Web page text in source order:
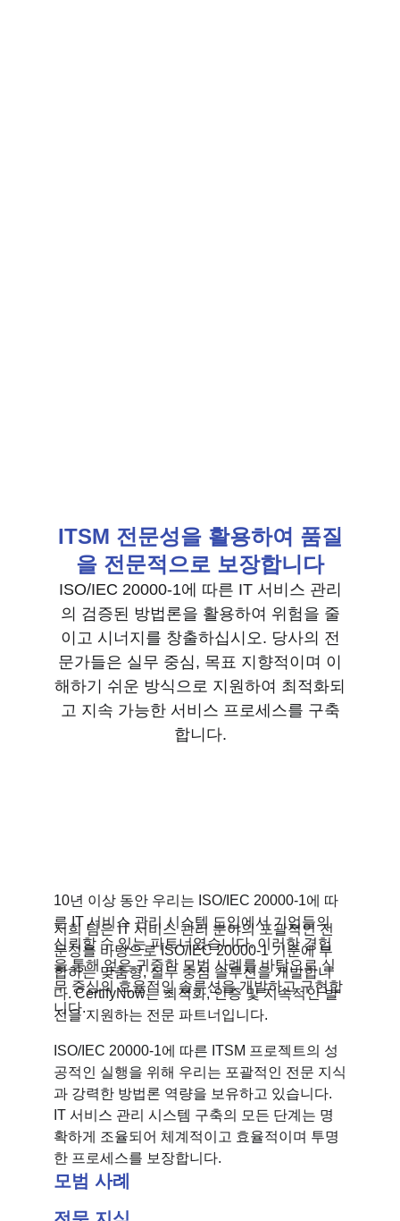
ITSM 전문성을 활용하여 품질
을 전문적으로 보장합니다
ISO/IEC 20000-1에 따른 IT 서비스 관리
의 검증된 방법론을 활용하여 위험을 줄
이고 시너지를 창출하십시오. 당사의 전
문가들은 실무 중심, 목표 지향적이며 이
해하기 쉬운 방식으로 지원하여 최적화되
고 지속 가능한 서비스 프로세스를 구축
합니다.
10년 이상 동안 우리는 ISO/IEC 20000-1에 따
른 IT 서비스 관리 시스템 도입에서 기업들의
신뢰할 수 있는 파트너였습니다. 이러한 경험
을 통해 얻은 귀중한 모범 사례를 바탕으로 실
무 중심의 효율적인 솔루션을 개발하고 구현합
니다.
저희 팀은 IT 서비스 관리 분야의 포괄적인 전
문성을 바탕으로 ISO/IEC 20000-1 기준에 부
합하는 맞춤형, 실무 중심 솔루션을 개발합니
다. CertifyNow는 최적화, 인증 및 지속적인 발
전을 지원하는 전문 파트너입니다.
ISO/IEC 20000-1에 따른 ITSM 프로젝트의 성
공적인 실행을 위해 우리는 포괄적인 전문 지식
과 강력한 방법론 역량을 보유하고 있습니다.
IT 서비스 관리 시스템 구축의 모든 단계는 명
확하게 조율되어 체계적이고 효율적이며 투명
한 프로세스를 보장합니다.
모범 사례